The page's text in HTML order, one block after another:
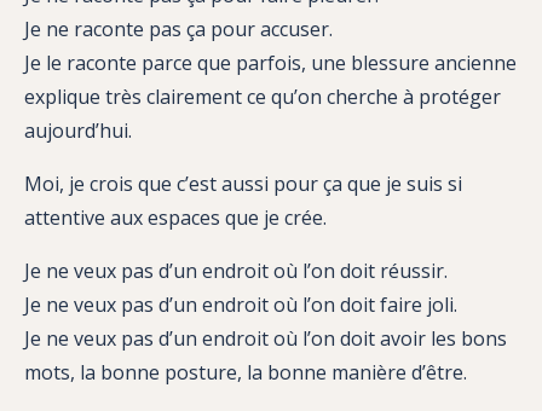
Je ne raconte pas ça pour accuser.
Je le raconte parce que parfois, une blessure ancienne
explique très clairement ce qu’on cherche à protéger
aujourd’hui.
Moi, je crois que c’est aussi pour ça que je suis si
attentive aux espaces que je crée.
Je ne veux pas d’un endroit où l’on doit réussir.
Je ne veux pas d’un endroit où l’on doit faire joli.
Je ne veux pas d’un endroit où l’on doit avoir les bons
mots, la bonne posture, la bonne manière d’être.